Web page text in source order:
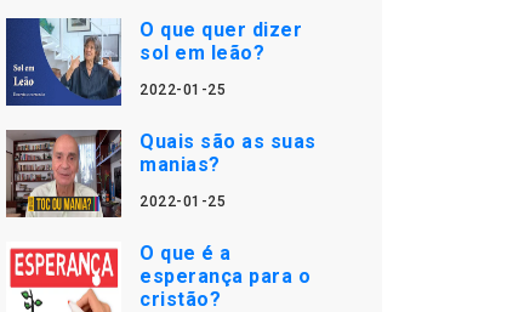
O que quer dizer
sol em leão?
2022-01-25
Quais são as suas
manias?
2022-01-25
O que é a
esperança para o
cristão?